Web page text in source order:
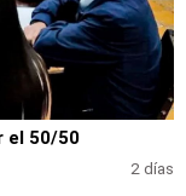
el 50/50
2 días